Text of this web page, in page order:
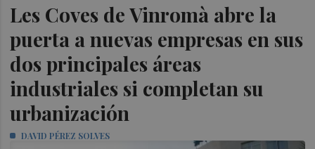
Les Coves de Vinromà abre la
puerta a nuevas empresas en sus
dos principales áreas
industriales si completan su
urbanización
DAVID PÉREZ SOLVES